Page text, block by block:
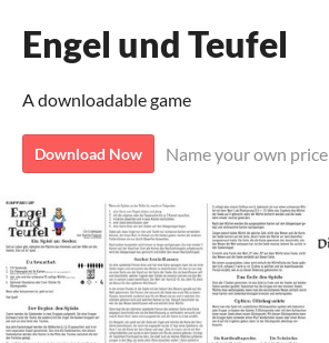
Engel und Teufel
A downloadable game
Download Now Name your own price